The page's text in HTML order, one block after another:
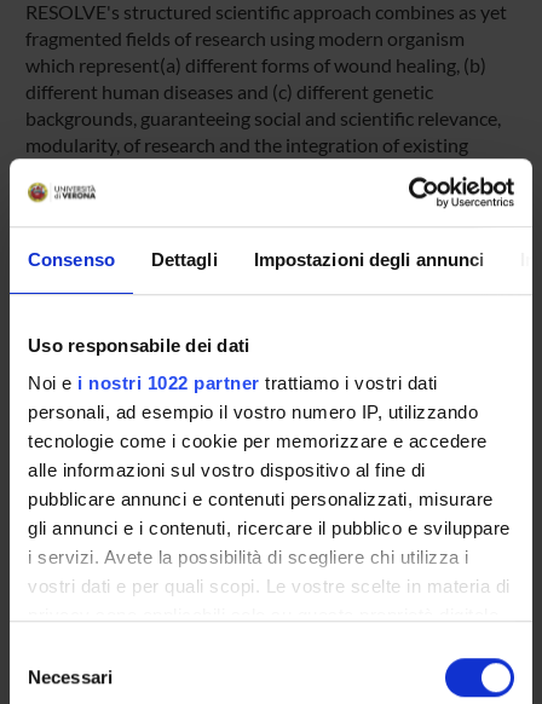
Consenso Dettagli Impostazioni degli annunci
Uso responsabile dei dati
Noi e i nostri 1022 partner trattiamo i vostri dati
personali, ad esempio il vostro numero IP, utilizzando
tecnologie come i cookie per memorizzare e accedere
alle informazioni sul vostro dispositivo al fine di
pubblicare annunci e contenuti personalizzati, misurare
gli annunci e i contenuti, ricercare il pubblico e sviluppare
i servizi. Avete la possibilità di scegliere chi utilizza i
vostri dati e per quali scopi. Le vostre scelte in materia di
modificare o revocare il proprio consenso in qualsiasi
delNecessari
RESOLVE's structured scientific approach combines as yet
fragmented fields of research using modern organism
which represent(a) different forms of wound healing, (b)
different human diseases and (c) different genetic
backgrounds, guaranteeing social and scientific relevance,
modularity, of research and the integration of existing
biological knowledge, technical expertise and medical
experience. In addition sequential generation of data
during improvement of Worsening ensures clinical
relevance and leads to a stringent exploitation strategy.
The sustainable outcomes of RESOLVE's efforts will be:(A)
transgenic animals offering test systems for
fibroproliferative wound healing, and (C)a characterization
of compounds capable of interfering with targets involved
in fibroproliferative repair.
ENTI FINANZIATORI:
Finanziamento: assegnato e gestito dal Dipartimento
PARTECIPANTI AL PROGETTO